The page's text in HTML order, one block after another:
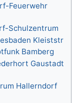
Feuerwehr
Schulzentrum
Kleiststr
Bamberg
Gaustadt
Hallerndorf